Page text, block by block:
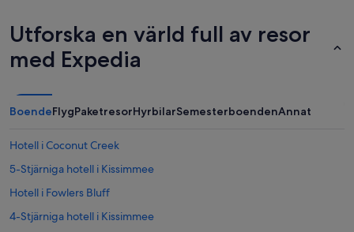
Utforska en värld full av resor
med Expedia
BoendeFlygPaketresorHyrbilarSemesterboendenAnnat
Hotell i Coconut Creek
5-Stjärniga hotell i Kissimmee
Hotell i Fowlers Bluff
4-Stjärniga hotell i Kissimmee